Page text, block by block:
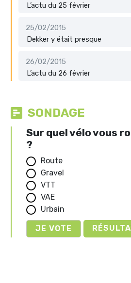
L’actu du 25 février
25/02/2015
Dekker y était presque
26/02/2015
L’actu du 26 février
SONDAGE
Sur quel vélo vous
?
Route
Gravel
VTT
VAE
Urbain